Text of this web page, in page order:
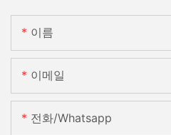
이름
이메일
전화/whatsapp